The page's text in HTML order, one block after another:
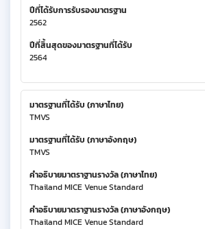
ปีที่ได้รับการรับรองมาตรฐาน
2562
ปีที่สิ้นสุดของมาตรฐานที่ได้รับ
2564
มาตรฐานที่ได้รับ (ภาษาไทย)
TMVS
มาตรฐานที่ได้รับ (ภาษาอังกฤษ)
TMVS
คำอธิบายมาตราฐานรางวัล (ภาษาไทย)
Thailand MICE Venue Standard
คำอธิบายมาตราฐานรางวัล (ภาษาอังกฤษ)
Thailand MICE Venue Standard